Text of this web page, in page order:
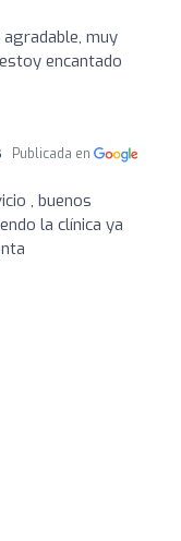
muy
encantado
Publicada en
, buenos
la clínica ya